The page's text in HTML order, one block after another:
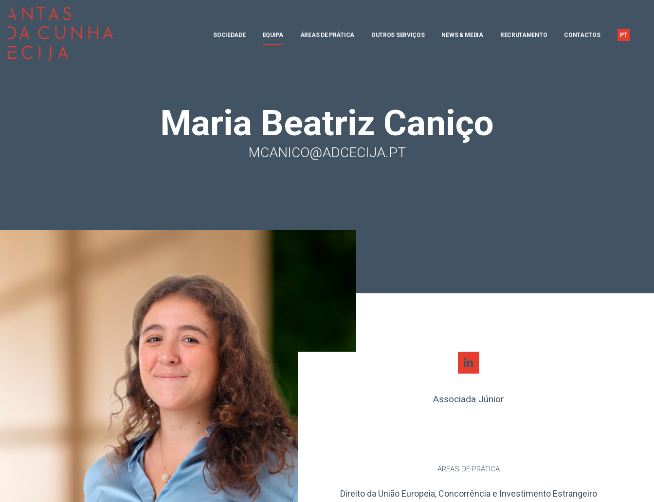
SOCIEDADE EQUIPA ÁREAS DE PRÁTICA OUTROS SERVIÇOS NEWS & MEDIA RECRUTAMENTO CONTACTOS PT
Maria Beatriz Caniço
MCANICO@ADCECIJA.PT
Associada Júnior
ÁREAS DE PRÁTICA
Direito da União Europeia, Concorrência e Investimento Estrangeiro